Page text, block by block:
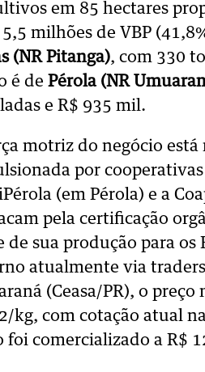
em 85 hectares
5,5 milhões de VBP
(NR Pitanga), com 330
é de Pérola (NR
e R$ 935 mil.
motriz do negócio está
por cooperativas
(em Pérola) e a
pela certificação
de sua produção para os
atualmente via
(Ceasa/PR), o
kg, com cotação atual
foi comercializado a R$